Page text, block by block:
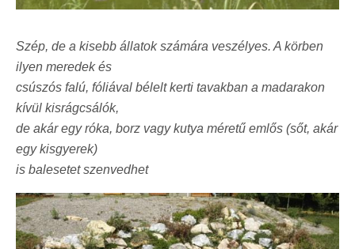
Szép, de a kisebb állatok számára veszélyes. A körben
ilyen meredek és
csúszós falú, fóliával bélelt kerti tavakban a madarakon
kívül kisrágcsálók,
de akár egy róka, borz vagy kutya méretű emlős (sőt, akár
egy kisgyerek)
is balesetet szenvedhet